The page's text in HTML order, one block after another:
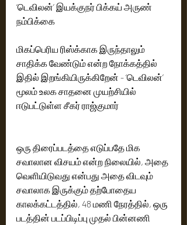
‘டெவிலன்’ இயக்குநர் பிக்கய் அருண்
நம்பிக்கை
மிகப்பெரிய ரிஸ்க்காக இருந்தாலும்
சாதிக்க வேண்டும் என்ற நோக்கத்தில்
இதில் இறங்கியிருக்கிறேன் - ‘டெவிலன்’
மூலம் உலக சாதனை முயற்சியில்
ஈடுபட்டுள்ள சீகர் ராஜ்குமார்
ஒரு திரைப்படத்தை எடுப்பதே மிக
சவாலான விசயம் என்ற நிலையில், அதை
வெளியிடுவது என்பது அதை விடவும்
சவாலாக இருக்கும் தற்போதைய
காலக்கட்டத்தில், 48 மணி நேரத்தில், ஒரு
படத்தின் படப்பிடிப்பு முதல் பின்னணி